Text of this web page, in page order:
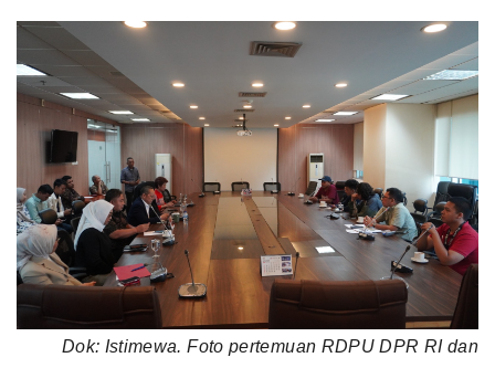
Dok: Istimewa. Foto pertemuan RDPU DPR RI dan